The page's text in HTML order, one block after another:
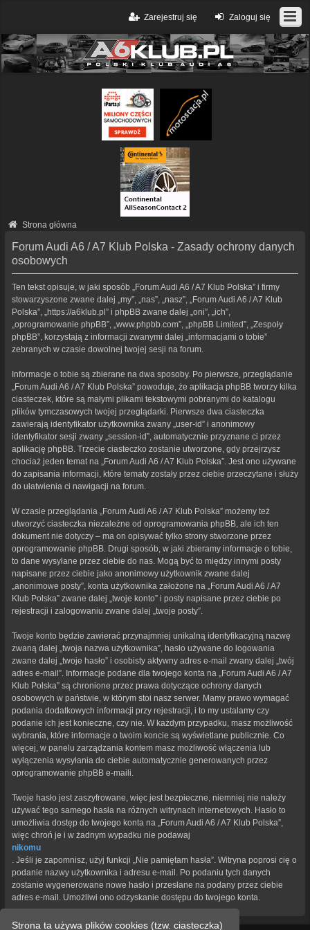
Strona ta używa plików cookies (tzw. ciasteczka)
Zaloguj się
Zarejestruj się
Strona główna
Forum Audi A6 / A7 Klub Polska - Zasady ochrony danych
osobowych
Ten tekst opisuje, w jaki sposób „Forum Audi A6 / A7 Klub Polska” i firmy
stowarzyszone zwane dalej „my”, „nas”, „nasz”, „Forum Audi A6 / A7 Klub
Polska”, „https://a6klub.pl” i phpBB zwane dalej „oni”, „ich”,
„oprogramowanie phpBB”, „www.phpbb.com”, „phpBB Limited”, „Zespoły
phpBB”, korzystają z informacji zwanymi dalej „informacjami o tobie”
zebranych w czasie dowolnej twojej sesji na forum.
Informacje o tobie są zbierane na dwa sposoby. Po pierwsze, przeglądanie
„Forum Audi A6 / A7 Klub Polska” powoduje, że aplikacja phpBB tworzy kilka
ciasteczek, które są małymi plikami tekstowymi pobranymi do katalogu
plików tymczasowych twojej przeglądarki. Pierwsze dwa ciasteczka
zawierają identyfikator użytkownika zwany „user-id” i anonimowy
identyfikator sesji zwany „session-id”, automatycznie przyznane ci przez
aplikację phpBB. Trzecie ciasteczko zostanie utworzone, gdy przejrzysz
chociaż jeden temat na „Forum Audi A6 / A7 Klub Polska”. Jest ono używane
do zapisania informacji, które tematy zostały przez ciebie przeczytane i służy
do ułatwienia ci nawigacji na forum.
W czasie przeglądania „Forum Audi A6 / A7 Klub Polska” możemy też
utworzyć ciasteczka niezależne od oprogramowania phpBB, ale ich ten
dokument nie dotyczy – ma on opisywać tylko strony stworzone przez
oprogramowanie phpBB. Drugi sposób, w jaki zbieramy informacje o tobie,
to dane wysyłane przez ciebie do nas. Mogą być to między innymi posty
napisane przez ciebie jako anonimowy użytkownik zwane dalej
„anonimowe posty”, konta użytkownika założone na „Forum Audi A6 / A7
Klub Polska” zwane dalej „twoje konto” i posty napisane przez ciebie po
rejestracji i zalogowaniu zwane dalej „twoje posty”.
Twoje konto będzie zawierać przynajmniej unikalną identyfikacyjną nazwę
zwaną dalej „twoja nazwa użytkownika”, hasło używane do logowania
zwane dalej „twoje hasło” i osobisty aktywny adres e-mail zwany dalej „twój
adres e-mail”. Informacje podane dla twojego konta na „Forum Audi A6 / A7
Klub Polska” są chronione przez prawa dotyczące ochrony danych
osobowych w państwie, w którym stoi nasz serwer. Mamy prawo wymagać
podania dodatkowych informacji przy rejestracji, i to my ustalamy czy
podanie ich jest konieczne, czy nie. W każdym przypadku, masz możliwość
wybrania, które informacje o twoim koncie są wyświetlane publicznie. Co
więcej, w panelu zarządzania kontem masz możliwość włączenia lub
wyłączenia wysyłania do ciebie automatycznie generowanych przez
oprogramowanie phpBB e-maili.
Twoje hasło jest zaszyfrowane, więc jest bezpieczne, niemniej nie należy
używać tego samego hasła na różnych witrynach internetowych. Hasło to
umożliwia dostęp do twojego konta na „Forum Audi A6 / A7 Klub Polska”,
więc chroń je i w żadnym wypadku nie podawaj
nikomu
. Jeśli je zapomnisz, użyj funkcji „Nie pamiętam hasła”. Witryna poprosi cię o
podanie nazwy użytkownika i adresu e-mail. Po podaniu tych danych
zostanie wygenerowane nowe hasło i przesłane na podany przez ciebie
adres e-mail. Umożliwi ono odzyskanie dostępu do twojego konta.